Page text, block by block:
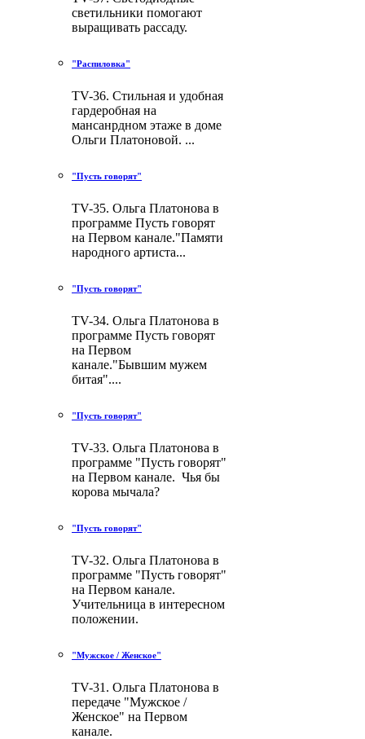
светильники помогают
выращивать рассаду.
"Распиловка"
TV-36. Стильная и удобная
гардеробная на
мансанрдном этаже в доме
Ольги Платоновой. ...
"Пусть говорят"
TV-35. Ольга Платонова в
программе Пусть говорят
на Первом канале."Памяти
народного артиста...
"Пусть говорят"
TV-34. Ольга Платонова в
программе Пусть говорят
на Первом
канале."Бывшим мужем
битая"....
"Пусть говорят"
TV-33. Ольга Платонова в
программе "Пусть говорят"
на Первом канале. Чья бы
корова мычала?
"Пусть говорят"
TV-32. Ольга Платонова в
программе "Пусть говорят"
на Первом канале.
Учительница в интересном
положении.
"Мужское / Женское"
TV-31. Ольга Платонова в
передаче "Мужское /
Женское" на Первом
канале.